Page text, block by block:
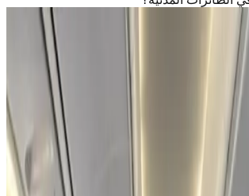
لماذا لا توجد باراشوتات
المدنية؟